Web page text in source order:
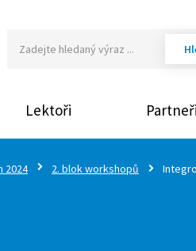
Lektoři Partneři
2024 2. blok workshopů